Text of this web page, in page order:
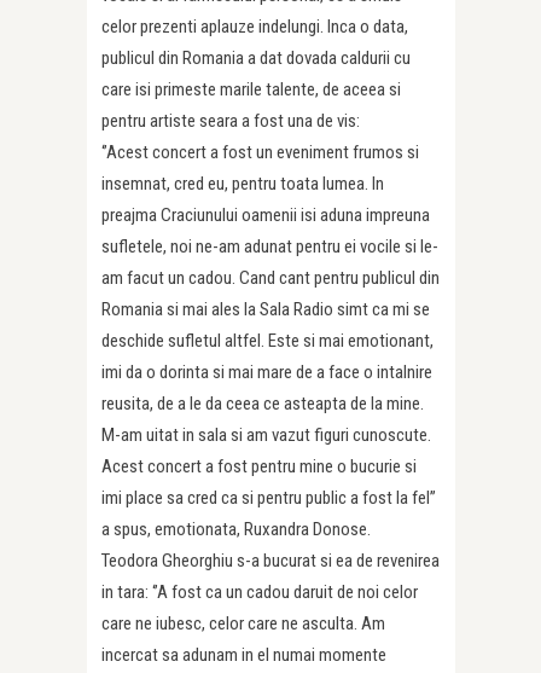
celor prezenti aplauze indelungi. Inca o data,
publicul din Romania a dat dovada caldurii cu
care isi primeste marile talente, de aceea si
pentru artiste seara a fost una de vis:
‘’Acest concert a fost un eveniment frumos si
insemnat, cred eu, pentru toata lumea. In
preajma Craciunului oamenii isi aduna impreuna
sufletele, noi ne-am adunat pentru ei vocile si le-
am facut un cadou. Cand cant pentru publicul din
Romania si mai ales la Sala Radio simt ca mi se
deschide sufletul altfel. Este si mai emotionant,
imi da o dorinta si mai mare de a face o intalnire
reusita, de a le da ceea ce asteapta de la mine.
M-am uitat in sala si am vazut figuri cunoscute.
Acest concert a fost pentru mine o bucurie si
imi place sa cred ca si pentru public a fost la fel’’
a spus, emotionata, Ruxandra Donose.
Teodora Gheorghiu s-a bucurat si ea de revenirea
in tara: ‘’A fost ca un cadou daruit de noi celor
care ne iubesc, celor care ne asculta. Am
incercat sa adunam in el numai momente